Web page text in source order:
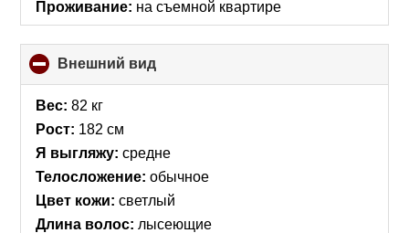
Проживание: на съемной квартире
Внешний вид
to
Вес: 82 кг
Рост: 182 см
Я выгляжу: средне
Телосложение: обычное
Цвет кожи: светлый
Длина волос: лысеющие